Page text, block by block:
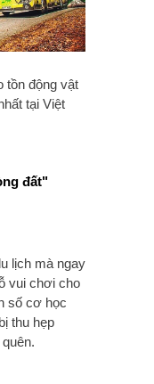
tồn động vật
tại Việt
đất"
lịch mà ngay
vui chơi cho
số cơ học
thu hẹp